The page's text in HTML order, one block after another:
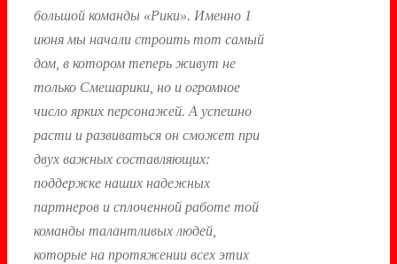
большой команды «Рики». Именно 1
июня мы начали строить тот самый
дом, в котором теперь живут не
только Смешарики, но и огромное
число ярких персонажей. А успешно
расти и развиваться он сможет при
двух важных составляющих:
поддержке наших надежных
партнеров и сплоченной работе той
команды талантливых людей,
которые на протяжении всех этих